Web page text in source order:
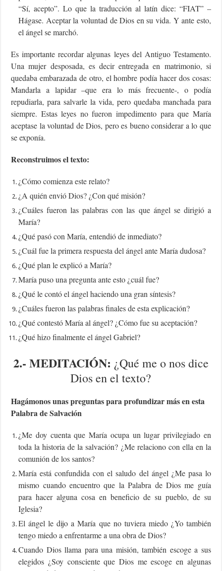
“Sí, acepto”. Lo que la traducción al latín dice: “FIAT” –
Hágase. Aceptar la voluntad de Dios en su vida. Y ante esto,
el ángel se marchó.
Es importante recordar algunas leyes del Antiguo Testamento.
Una mujer desposada, es decir entregada en matrimonio, si
quedaba embarazada de otro, el hombre podía hacer dos cosas:
Mandarla a lapidar –que era lo más frecuente-, o podía
repudiarla, para salvarle la vida, pero quedaba manchada para
siempre. Estas leyes no fueron impedimento para que María
aceptase la voluntad de Dios, pero es bueno considerar a lo que
se exponía.
Reconstruimos el texto:
¿Cómo comienza este relato?
¿A quién envió Dios? ¿Con qué misión?
¿Cuáles fueron las palabras con las que ángel se dirigió a
María?
¿Qué pasó con María, entendió de inmediato?
¿Cuál fue la primera respuesta del ángel ante María dudosa?
¿Qué plan le explicó a María?
María puso una pregunta ante esto ¿cuál fue?
¿Qué le contó el ángel haciendo una gran síntesis?
¿Cuáles fueron las palabras finales de esta explicación?
¿Qué contestó María al ángel? ¿Cómo fue su aceptación?
¿Qué hizo finalmente el ángel Gabriel?
2.- MEDITACIÓN: ¿Qué me o nos dice
Dios en el texto?
Hagámonos unas preguntas para profundizar más en esta
Palabra de Salvación
¿Me doy cuenta que María ocupa un lugar privilegiado en
toda la historia de la salvación? ¿Me relaciono con ella en la
comunión de los santos?
María está confundida con el saludo del ángel ¿Me pasa lo
mismo cuando encuentro que la Palabra de Dios me guía
para hacer alguna cosa en beneficio de su pueblo, de su
Iglesia?
El ángel le dijo a María que no tuviera miedo ¿Yo también
tengo miedo a enfrentarme a una obra de Dios?
Cuando Dios llama para una misión, también escoge a sus
elegidos ¿Soy consciente que Dios me escoge en algunas